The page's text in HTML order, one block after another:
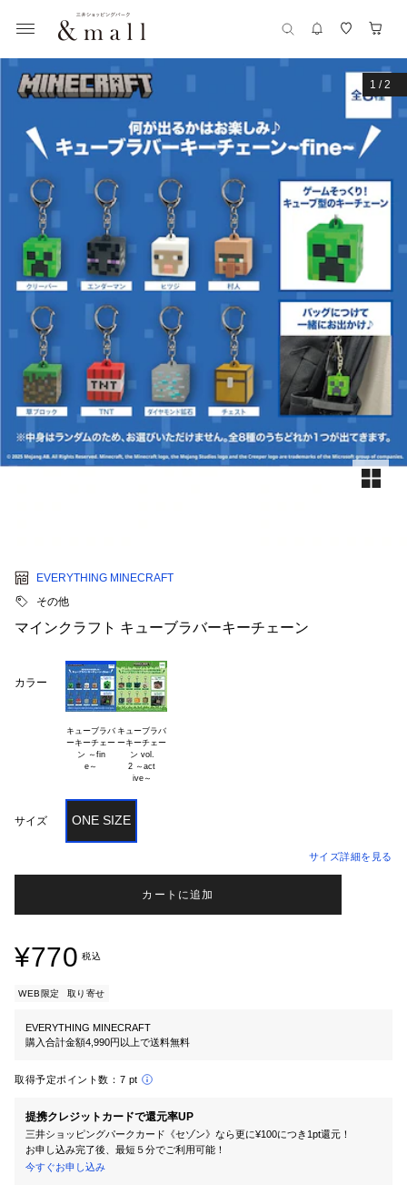
1 /2
EVERYTHING MINECRAFT
その他
マインクラフト キューブラバーキーチェーン
カラー
キューブラバ
ーキーチェー
ン ～fin
キューブラバ
ーキーチェー
ン vol.
2 ～act
サイズ ONE SIZE
サイズ詳細を見る
カートに追加
¥770 税込
WEB限定 取り寄せ
EVERYTHING MINECRAFT
購入合計金額4,990円以上で送料無料
取得予定ポイント数： 7 pt
提携クレジットカードで還元率UP
三井ショッピングパークカード《セゾン》なら更に¥100につき1pt還元！
お申し込み完了後、最短５分でご利用可能！
今すぐお申し込み